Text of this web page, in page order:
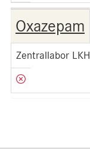
Oxazepam
Zentrallabor LKH